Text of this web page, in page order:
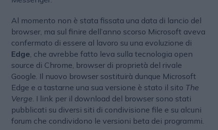
Al momento non è stata fissata una data di lancio del
browser, ma sul finire dell’anno scorso Microsoft aveva
confermato di essere al lavoro su una evoluzione di
Edge, che avrebbe fatto leva sulla tecnologia open
source di Chrome, browser di proprietà del rivale
Google. Il nuovo browser sostituirà dunque Microsoft
Edge e a tastarne una sua versione è stato il sito The
Verge. I link per il download del browser sono stati
pubblicati su diversi siti di condivisione file e su alcuni
forum che condividono le versioni beta dei programmi.